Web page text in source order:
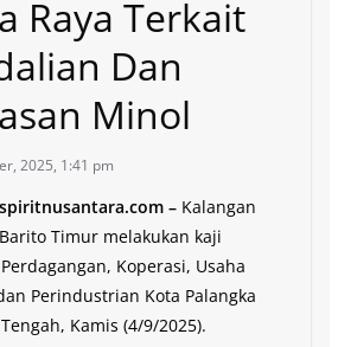
Raya Terkait
Dan
Minol
2025, 1:41 pm
–Kalangan
Timur melakukan kaji
Koperasi, Usaha
Perindustrian Kota Palangka
Kamis (4/9/2025).